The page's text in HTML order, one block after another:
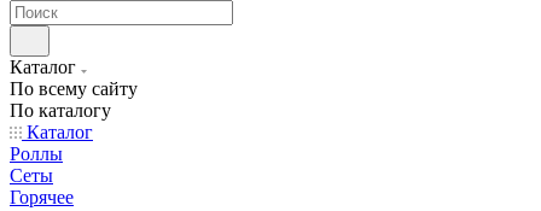
Каталог
По всему сайту
По каталогу
Каталог
Роллы
Сеты
Горячее